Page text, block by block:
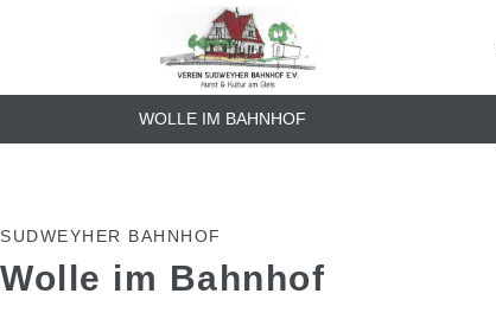
WOLLE IM BAHNHOF
SUDWEYHER BAHNHOF
Wolle im Bahnhof